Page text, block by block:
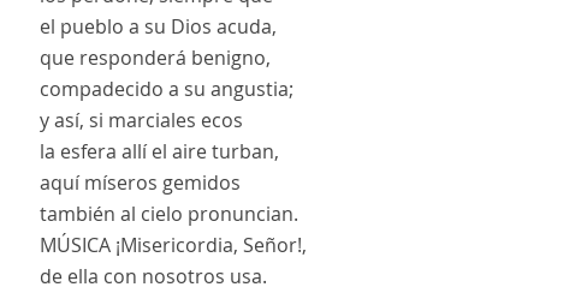
el pueblo a su Dios acuda,
que responderá benigno,
compadecido a su angustia;
y así, si marciales ecos
la esfera allí el aire turban,
aquí míseros gemidos
también al cielo pronuncian.
MÚSICA¡Misericordia, Señor!,
de ella con nosotros usa.